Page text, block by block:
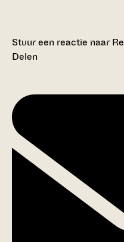
Stuur een reactie naar
Delen